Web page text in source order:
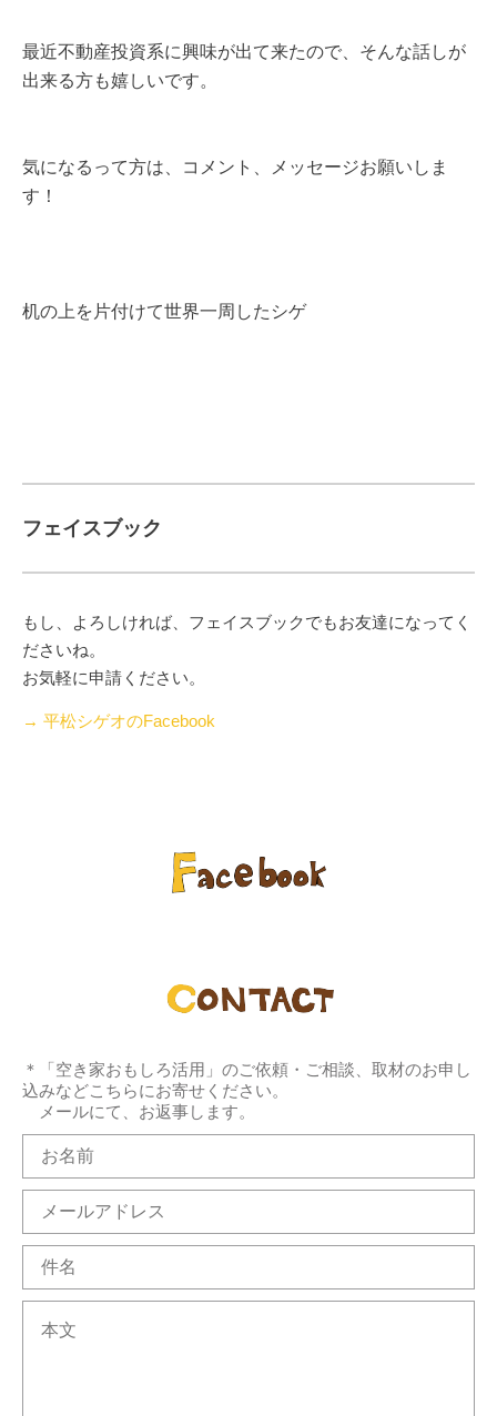
最近不動産投資系に興味が出て来たので、そんな話しが
出来る方も嬉しいです。
気になるって方は、コメント、メッセージお願いしま
す！
机の上を片付けて世界一周したシゲ
フェイスブック
もし、よろしければ、フェイスブックでもお友達になってく
ださいね。
お気軽に申請ください。
→ 平松シゲオのFacebook
＊「空き家おもしろ活用」のご依頼・ご相談、取材のお申し
込みなどこちらにお寄せください。
メールにて、お返事します。